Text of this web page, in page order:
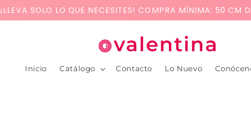
¡LLEVA SOLO LO QUE NECESITES! COMPRA MÍNIMA: 50 CM
Inicio Catálogo Contacto Lo Nuevo